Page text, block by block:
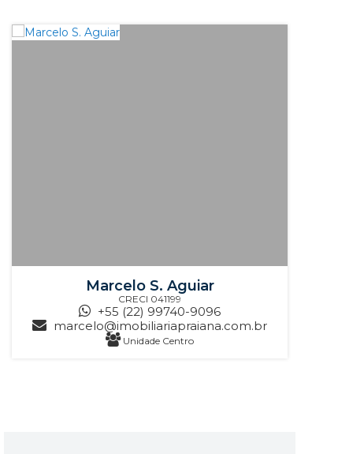
Marcelo S. Aguiar
CRECI 041199
+55 (22) 99740-9096
marcelo@imobiliariapraiana.com.br
Unidade Centro